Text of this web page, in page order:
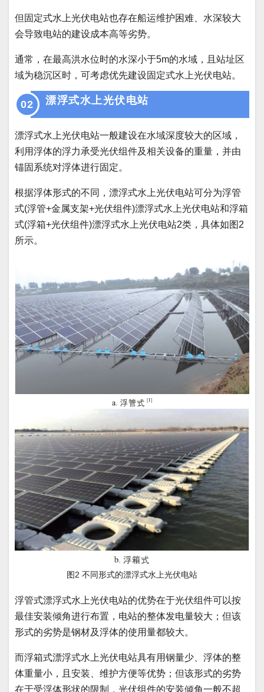
但固定式水上光伏电站也存在船运维护困难、水深较大
会导致电站的建设成本高等劣势。
通常，在最高洪水位时的水深小于5m的水域，且站址区
域为稳沉区时，可考虑优先建设固定式水上光伏电站。
02 漂浮式水上光伏电站
漂浮式水上光伏电站一般建设在水域深度较大的区域，
利用浮体的浮力承受光伏组件及相关设备的重量，并由
锚固系统对浮体进行固定。
根据浮体形式的不同，漂浮式水上光伏电站可分为浮管
式(浮管+金属支架+光伏组件)漂浮式水上光伏电站和浮箱
式(浮箱+光伏组件)漂浮式水上光伏电站2类，具体如图2
所示。
图2 不同形式的漂浮式水上光伏电站
浮管式漂浮式水上光伏电站的优势在于光伏组件可以按
最佳安装倾角进行布置，电站的整体发电量较大；但该
形式的劣势是钢材及浮体的使用量都较大。
而浮箱式漂浮式水上光伏电站具有用钢量少、浮体的整
体重量小，且安装、维护方便等优势；但该形式的劣势
在于受浮体形状的限制，光伏组件的安装倾角一般不超